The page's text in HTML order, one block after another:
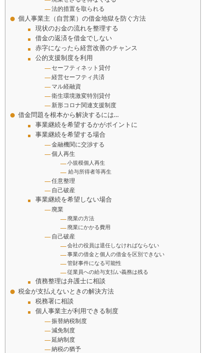
法的措置を取られる
個人事業主（自営業）の借金地獄を防ぐ方法
現状のお金の流れを整理する
借金の返済を借金でしない
赤字になったら経営改善のチャンス
公的支援制度を利用
セーフティネット貸付
経営セーフティ共済
マル経融資
衛生環境激変特別貸付
新形コロナ関連支援制度
借金問題を根本から解決するには…
事業継続を希望するかがポイントに
事業継続を希望する場合
金融機関に交渉する
個人再生
小規模個人再生
給与所得者等再生
任意整理
自己破産
事業継続を希望しない場合
廃業
廃業の方法
廃業にかかる費用
自己破産
会社の役員は退任しなければならない
事業の借金と個人の借金を区別できない
管財事件になる可能性
従業員への給与支払い義務は残る
債務整理は弁護士に相談
税金が支払えないときの解決方法
税務署に相談
個人事業主が利用できる制度
振替納税制度
減免制度
延納制度
納税の猶予